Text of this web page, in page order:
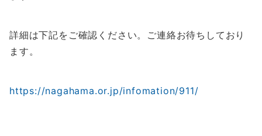
詳細は下記をご確認ください。ご連絡お待ちしており
ます。
https://nagahama.or.jp/infomation/911/